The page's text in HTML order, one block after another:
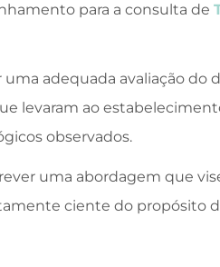
para a consulta de
uma adequada avaliação do
levaram ao
observados.
uma abordagem que
ciente do propósito